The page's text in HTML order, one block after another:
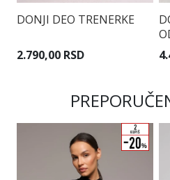
DONJI DEO TRENERKE
2.790,00 RSD